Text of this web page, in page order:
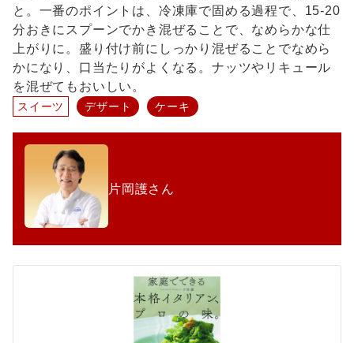
と。一番のポイントは、冷凍庫で固める過程で、15-20
分おきにスプーンでかき混ぜることで、なめらかな仕
上がりに。盛り付け前にしっかり混ぜることでなめら
かになり、口当たりがよくなる。ナッツやリキュール
を混ぜてもおいしい。
スイーツ デザート ケーキ
片岡護さん